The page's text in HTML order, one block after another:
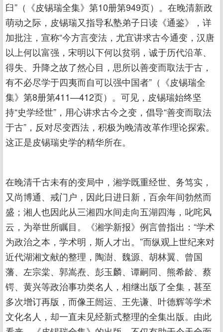
臼”（《皮锡瑞全集》第10册第949页）。在晚清新政
萌动之际，皮锡瑞又指导私塾弟子日读《通鉴》，详
加批注，宣称“今方言变法，尤宜讲求古今通变，汉唐
以上何以富强，宋明以下何以贫弱，诚于历代沿革、
得失、升降之故了然心目，思所以善变而取法于古，
有不必尽学于四夷而自可以强中国者”（《皮锡瑞全
集》第8册第411—412页）。可见，皮锡瑞始终坚
持“史学经世”，用心讲求古今之变，倡导“善变而取法
于古”，反对尽变西法，积极为晚清改革作理论探索。
这正是皮锡瑞史学的精华所在。
在晚清千古未有的变局中，湘学既重经世、务笃实，
又尚博通、戒门户，因此日进日新，百余年间勃然而
盛；湘人也因此从三湘四水间走向五湖四海，叱咤风
云，为举世所瞩目。《湘学新报》例言曾指出：“学术
为政治之本，学术明，斯人才出。”而纵观上世纪来对
近代湖湘文献的整理，陶澍、魏源、胡林翼、曾国
藩、左宗棠、郭嵩焘、彭玉麟、谭嗣同、熊希龄、蔡
锷、黄兴等政治事功类名人，相继出版了全集，甚至
多次增订再版，而像王闿运、王先谦、叶德辉等学术
文化名人，却一直未见经新式整理的全集出版。由此